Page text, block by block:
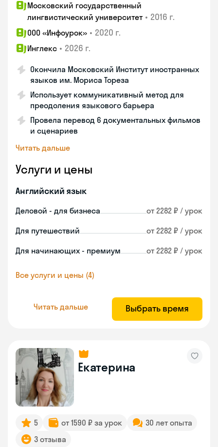
Московский государственный
лингвистический университет • 2016 г.
ООО «Инфоурок» • 2020 г.
Инглекс • 2026 г.
Окончила Московский Институт иностранных
языков им. Мориса Тореза
Использует коммуникативный метод для
преодоления языкового барьера
Провела перевод 6 документальных фильмов
и сценариев
Читать дальше
Услуги и цены
Английский язык
Деловой - для бизнеса от 2282 ₽ / урок
Для путешествий от 2282 ₽ / урок
Для начинающих - премиум от 2282 ₽ / урок
Все услуги и цены (4)
Читать дальше Выбрать время
Екатерина
5 от 1590 ₽ за урок
30 лет опыта
3 отзыва